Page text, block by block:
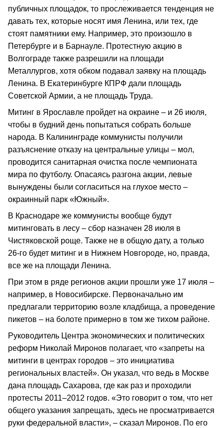
публичных площадок, то прослеживается тенденция не
давать тех, которые носят имя Ленина, или тех, где
стоят памятники ему. Например, это произошло в
Петербурге и в Барнауле. Протестную акцию в
Волгограде также разрешили на площади
Металлургов, хотя обком подавал заявку на площадь
Ленина. В Екатеринбурге КПРФ дали площадь
Советской Армии, а не площадь Труда.
Митинг в Ярославле пройдет на окраине – и 26 июля,
чтобы в будний день попытаться собрать больше
народа. В Калининграде коммунисты получили
разъяснение отказу на центральные улицы – мол,
проводится санитарная очистка после чемпионата
мира по футболу. Опасаясь разгона акции, левые
вынуждены были согласиться на глухое место –
окраинный парк «Южный».
В Краснодаре же коммунисты вообще будут
митинговать в лесу – сбор назначен 28 июля в
Чистяковской роще. Также не в общую дату, а только
26-го будет митинг и в Нижнем Новгороде, но, правда,
все же на площади Ленина.
При этом в ряде регионов акции прошли уже 17 июля –
например, в Новосибирске. Первоначально им
предлагали территорию возле кладбища, а проведение
пикетов – на болоте примерно в том же тихом районе.
Руководитель Центра экономических и политических
реформ Николай Миронов полагает, что «запреты на
митинги в центрах городов – это инициатива
региональных властей». Он указал, что ведь в Москве
дана площадь Сахарова, где как раз и проходили
протесты 2011–2012 годов. «Это говорит о том, что нет
общего указания запрещать, здесь не просматривается
руки федеральной власти», – сказал Миронов. По его